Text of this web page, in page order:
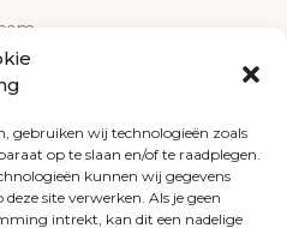
gebruiken wij technologieën zoals
op te slaan en/of te raadplegen.
kunnen wij gegevens
site verwerken. Als je geen
intrekt, kan dit een nadelige